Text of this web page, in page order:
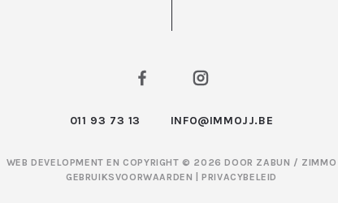
011 93 73 13 INFO@IMMOJJ.BE
WEB DEVELOPMENT EN COPYRIGHT © 2026 DOOR ZABUN / ZIMMO
GEBRUIKSVOORWAARDEN
|PRIVACYBELEID